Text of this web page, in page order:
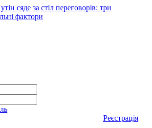
сяде за стіл переговорів: три
фактори
Реєстрація